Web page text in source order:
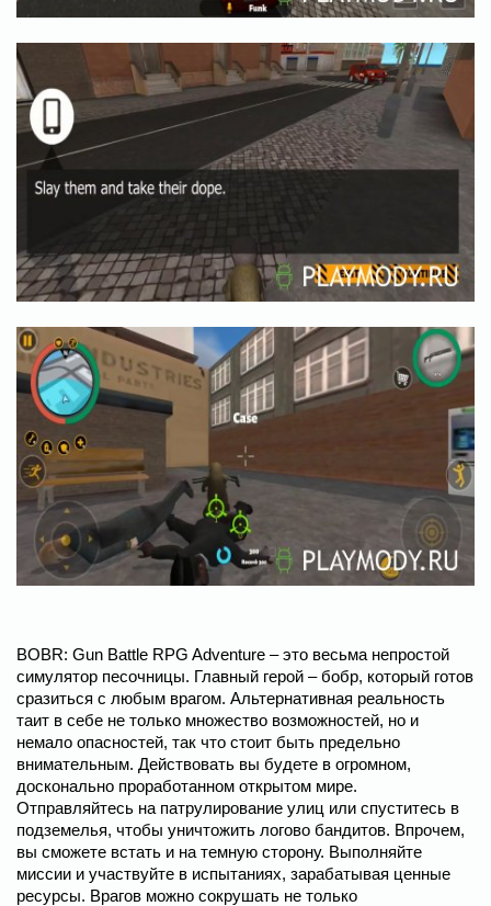
BOBR: Gun Battle RPG Adventure – это весьма непростой
симулятор песочницы. Главный герой – бобр, который готов
сразиться с любым врагом. Альтернативная реальность
таит в себе не только множество возможностей, но и
немало опасностей, так что стоит быть предельно
внимательным. Действовать вы будете в огромном,
досконально проработанном открытом мире.
Отправляйтесь на патрулирование улиц или спуститесь в
подземелья, чтобы уничтожить логово бандитов. Впрочем,
вы сможете встать и на темную сторону. Выполняйте
миссии и участвуйте в испытаниях, зарабатывая ценные
ресурсы. Врагов можно сокрушать не только